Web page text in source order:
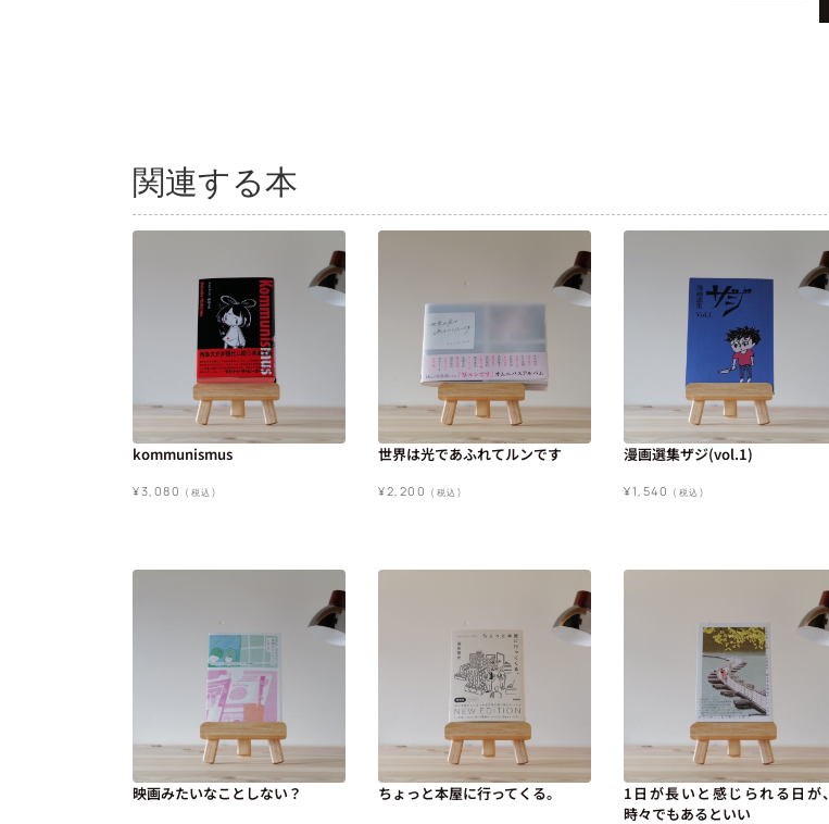
関連する本
kommunismus
¥3,080 (税込)
世界は光であふれてルンです
¥2,200 (税込)
漫画選集ザジ(vol.1)
¥1,540 (税込)
映画みたいなことしない？ ちょっと本屋に行ってくる。
1日が長いと感じられる日が、
時々でもあるといい